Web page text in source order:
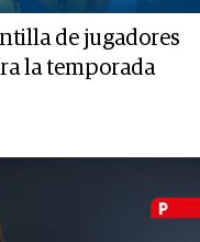
de jugadores
la temporada